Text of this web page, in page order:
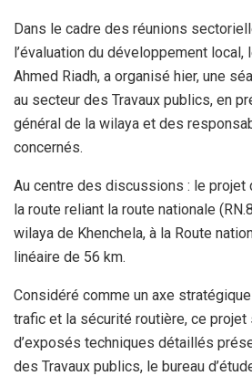
Dans le cadre des réunions
l’évaluation du développement local,
Ahmed Riadh, a organisé hier, une
au secteur des Travaux publics, en
général de la wilaya et des
concernés.
Au centre des discussions : le projet
la route reliant la route nationale
wilaya de Khenchela, à la Route
linéaire de 56 km.
Considéré comme un axe
trafic et la sécurité routière, ce projet
d’exposés techniques détaillés
des Travaux publics, le bureau